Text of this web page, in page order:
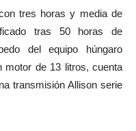
tres horas y media de
tras 50 horas de
del equipo húngaro
motor de 13 litros, cuenta
transmisión Allison serie